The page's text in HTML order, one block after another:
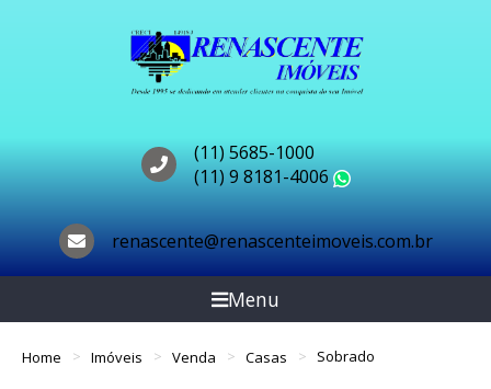
(11) 5685-1000
(11) 9 8181-4006
renascente@renascenteimoveis.com.br
Menu
Home Imóveis Venda Casas Sobrado